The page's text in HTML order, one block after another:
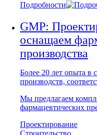
Подробности
GMP:
оснащаем
производства
Более 20 лет опыта в
производств,
Мы предлагаем
фармацевтических
Проектирование
Строительство